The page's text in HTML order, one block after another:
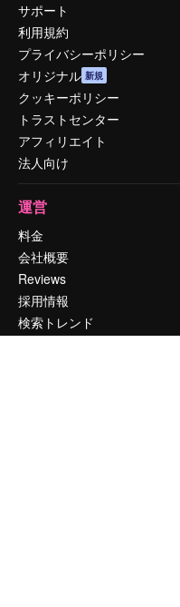
サポート
利用規約
プライバシーポリシー
オリジナル 新規
クッキーポリシー
トラストセンター
アフィリエイト
法人向け
運営
料金
会社概要
Reviews
採用情報
検索トレンド